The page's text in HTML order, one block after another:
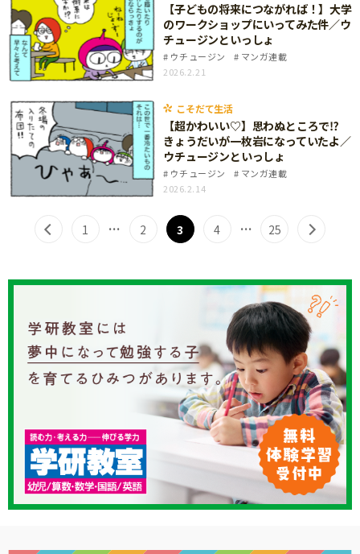
【子どもの将来につながれば！】大学
のワークショップにいってみた件／ウ
チュージンといっしょ
ウチュージン
マンガ連載
2026.2.21
こそだて生活
【超かわいい♡】思わぬところで⁉
きょうだいが一枚岩になっていたよ／
ウチュージンといっしょ
ウチュージン
マンガ連載
2026.2.14
1 … 2 3 4 … 25